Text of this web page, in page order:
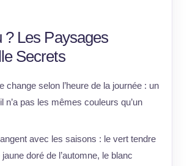
? Les Paysages
Secrets
change selon l’heure de la journée : un
n’a pas les mêmes couleurs qu’un
avec les saisons : le vert tendre
doré de l’automne, le blanc